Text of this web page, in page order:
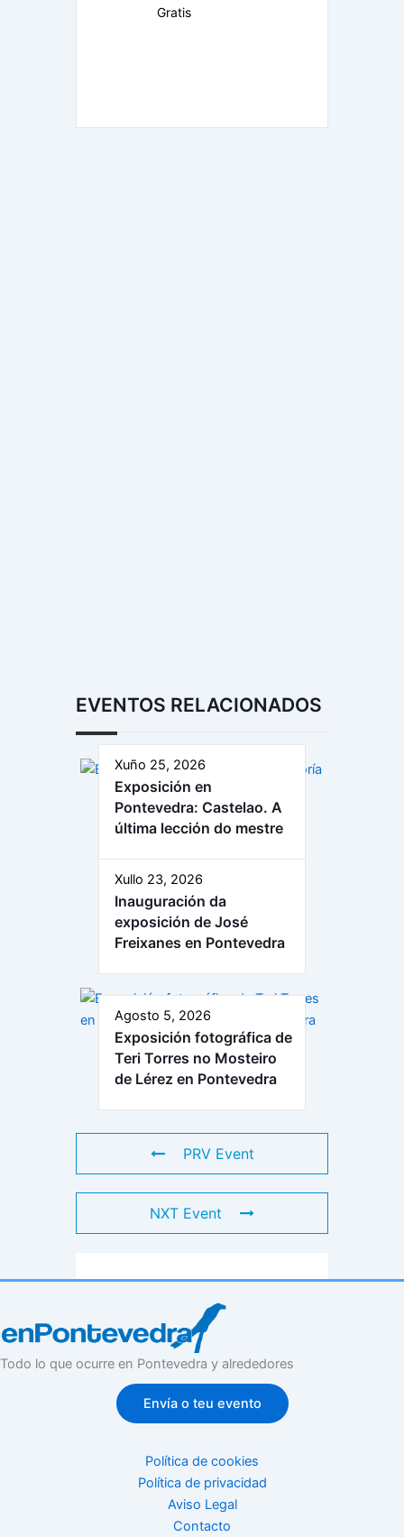
Gratis
EVENTOS RELACIONADOS
Xuño 25, 2026
Exposición en
Pontevedra: Castelao. A
última lección do mestre
Xullo 23, 2026
Inauguración da
exposición de José
Freixanes en Pontevedra
Agosto 5, 2026
Exposición fotográfica de
Teri Torres no Mosteiro
de Lérez en Pontevedra
PRV Event
NXT Event
Todo lo que ocurre en Pontevedra y alrededores
Envía o teu evento
Política de cookies
Política de privacidad
Aviso Legal
Contacto